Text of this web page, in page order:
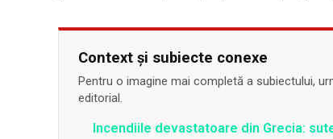
Context și subiecte conexe
Pentru o imagine mai completă a subiectului,
editorial.
Incendiile devastatoare din Grecia: